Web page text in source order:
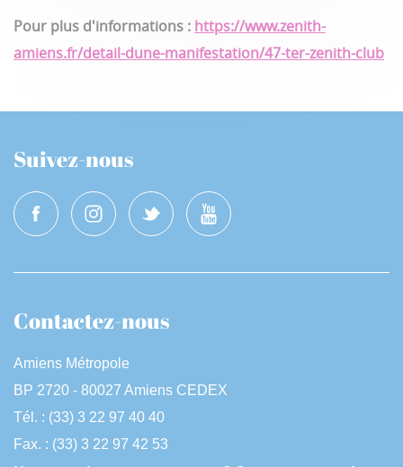
Pour plus d'informations : https://www.zenith-
amiens.fr/detail-dune-manifestation/47-ter-zenith-club
Suivez-nous
Contactez-nous
Amiens Métropole
BP 2720 - 80027 Amiens CEDEX
Tél. : (33) 3 22 97 40 40
Fax. : (33) 3 22 97 42 53